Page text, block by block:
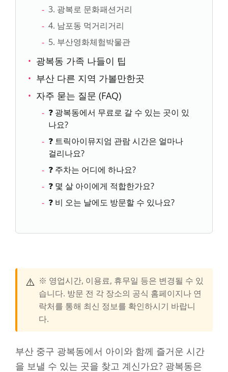
3. 광복로 문화패션거리
4. 남포동 먹거리거리
5. 부산영화체험박물관
광복동 가족 나들이 팁
부산 다른 지역 가볼만한곳
자주 묻는 질문 (FAQ)
❓ 광복동에서 무료로 갈 수 있는 곳이 있
나요?
❓ 트릭아이뮤지엄 관람 시간은 얼마나
걸리나요?
❓ 주차는 어디에 하나요?
❓ 몇 살 아이에게 적합한가요?
❓ 비 오는 날에도 방문할 수 있나요?
⚠️ ※ 영업시간, 이용료, 휴무일 등은 변경될 수 있
습니다. 방문 전 각 장소의 공식 홈페이지나 연
락처를 통해 최신 정보를 확인하시기 바랍니
다.
부산 중구 광복동에서 아이와 함께 즐거운 시간
을 보낼 수 있는 곳을 찾고 계신가요? 광복동은